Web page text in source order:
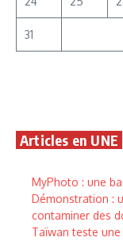
31
Articles en UNE
MyPhoto : une
Démonstration :
contaminer des
Taïwan teste